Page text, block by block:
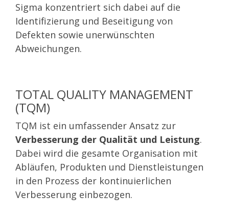
Sigma konzentriert sich dabei auf die
Identifizierung und Beseitigung von
Defekten sowie unerwünschten
Abweichungen.
TOTAL QUALITY MANAGEMENT
(TQM)
TQM ist ein umfassender Ansatz zur
Verbesserung der Qualität und Leistung.
Dabei wird die gesamte Organisation mit
Abläufen, Produkten und Dienstleistungen
in den Prozess der kontinuierlichen
Verbesserung einbezogen.